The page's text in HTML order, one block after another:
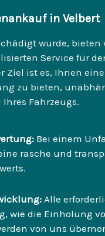
in Velbert
wurde, bieten
Service für
Ziel ist es, Ihnen
zu bieten,
Fahrzeugs.
Bei einem
rasche und
Alle
wie die Einholung
von uns